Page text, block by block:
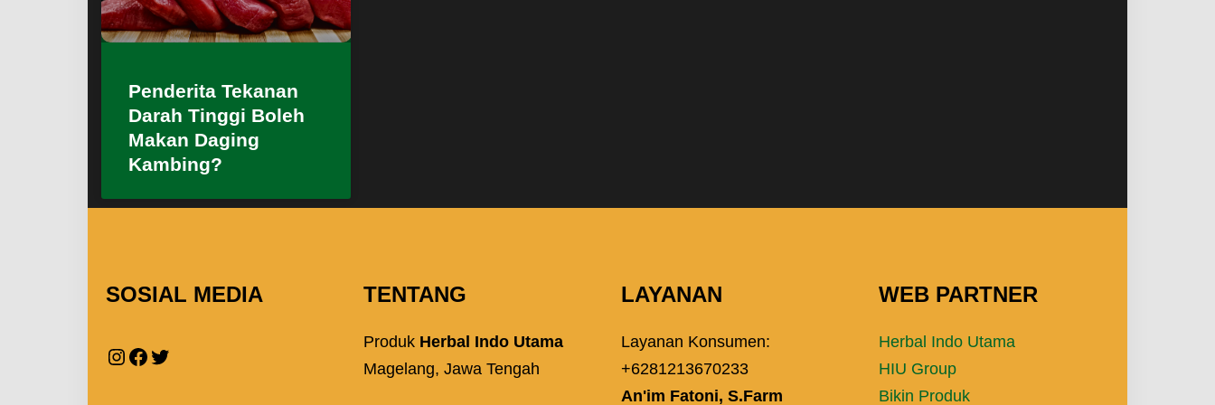
Penderita Tekanan
Darah Tinggi Boleh
Makan Daging
Kambing?
SOSIAL MEDIA TENTANG
Produk Herbal Indo Utama
Magelang, Jawa Tengah
LAYANAN
Layanan Konsumen:
+6281213670233
An'im Fatoni, S.Farm
WEB PARTNER
Herbal Indo Utama
HIU Group
Bikin Produk